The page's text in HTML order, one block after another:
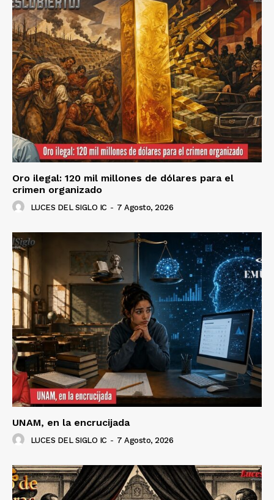
Luces
Del Siglo
Oro ilegal: 120 mil millones de dólares para el
crimen organizado
LUCES DEL SIGLO IC - 7 Agosto, 2026
UNAM, en la encrucijada
LUCES DEL SIGLO IC - 7 Agosto, 2026